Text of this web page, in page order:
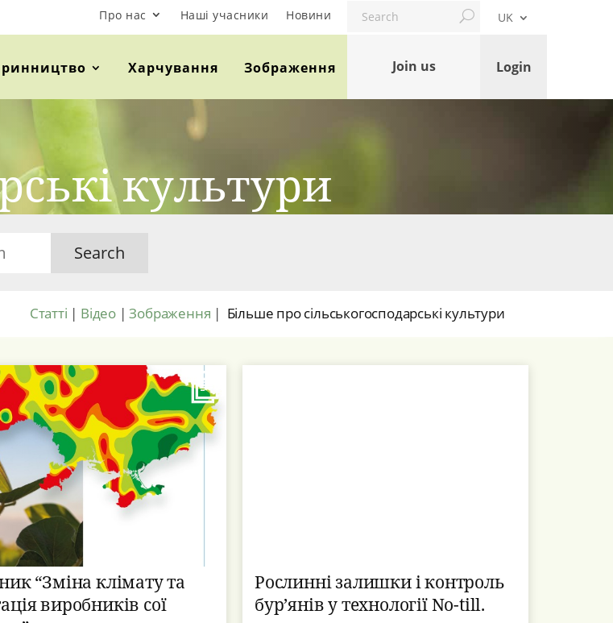
Про нас Наші учасники Новини Search
UK
Харчування Зображення Join us Login
культури
Search
Статті | Відео|Зображення | Більше про сільськогосподарські культури
“Зміна клімату та
виробників сої
Рослинні залишки і контроль
бур’янів у технології No-till.